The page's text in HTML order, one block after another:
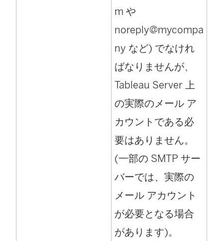
m や
noreply@mycompa
ny など) でなけれ
ばなりませんが、
Tableau Server 上
の実際のメール ア
カウントである必
要はありません。
(一部の SMTP サー
バーでは、実際の
メール アカウント
が必要となる場合
があります)。